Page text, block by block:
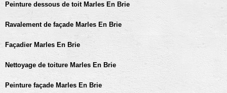
Peinture dessous de toit Marles En Brie
Ravalement de façade Marles En Brie
Façadier Marles En Brie
Nettoyage de toiture Marles En Brie
Peinture façade Marles En Brie